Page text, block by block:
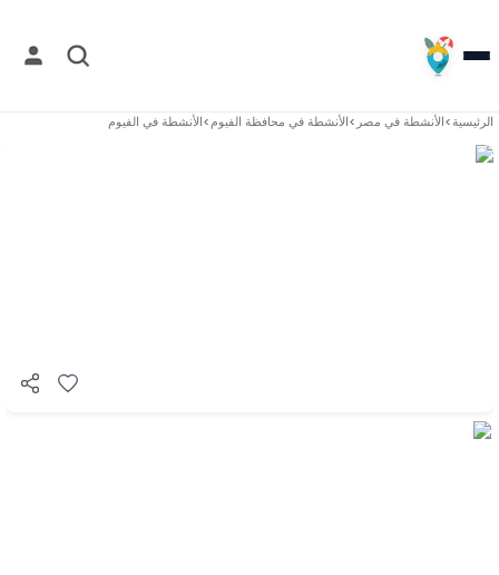
الرئيسية>الأنشطة في مصر >الأنشطة في محافظة الفيوم>الأنشطة في الفيوم